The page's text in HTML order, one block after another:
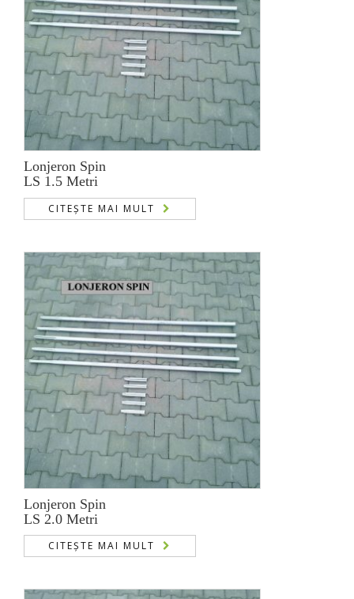
Lonjeron Spin
LS 1.5 Metri
CITEȘTE MAI MULT
Lonjeron Spin
LS 2.0 Metri
CITEȘTE MAI MULT